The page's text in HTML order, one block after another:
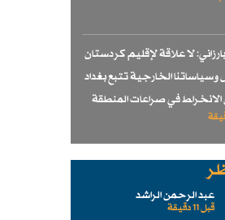
لا علاقة لإقليم كردستان
وسياساتنا الخارجية تتبع بغداد
في صراعات المنطقة
عبد الرحمن الراشد
قبل 11 دقيقة